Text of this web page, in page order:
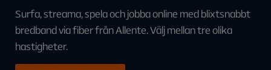
Surfa, streama, spela och jobba online med blixtsnabbt
bredband via fiber från Allente. Välj mellan tre olika
hastigheter.